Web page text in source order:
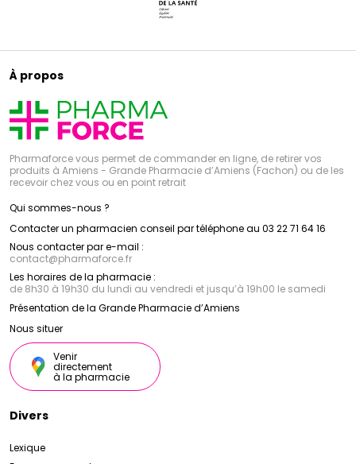
À propos
Pharmaforce vous permet de commander en ligne, de retirer vos
produits à Amiens - Grande Pharmacie d’Amiens (Fachon) ou de les
recevoir chez vous ou en point retrait
Qui sommes-nous ?
Contacter un pharmacien conseil par téléphone au 03 22 71 64 16
Nous contacter par e-mail :
contact@pharmaforce.fr
Les horaires de la pharmacie :
de 8h30 à 19h30 du lundi au vendredi et jusqu’à 19h00 le samedi
Présentation de la Grande Pharmacie d’Amiens
Nous situer
Venir
directement
à la pharmacie
Divers
Lexique